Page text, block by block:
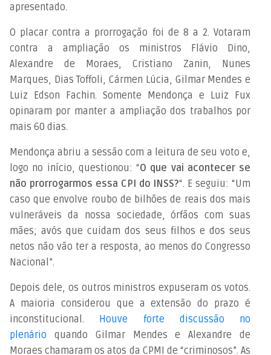
apresentado.
O placar contra a prorrogação foi de 8 a 2. Votaram
contra a ampliação os ministros Flávio Dino,
Alexandre de Moraes, Cristiano Zanin, Nunes
Marques, Dias Toffoli, Cármen Lúcia, Gilmar Mendes e
Luiz Edson Fachin. Somente Mendonça e Luiz Fux
opinaram por manter a ampliação dos trabalhos por
mais 60 dias.
Mendonça abriu a sessão com a leitura de seu voto e,
logo no início, questionou: “O que vai acontecer se
não prorrogarmos essa CPI do INSS?“. E seguiu: “Um
caso que envolve roubo de bilhões de reais dos mais
vulneráveis da nossa sociedade, órfãos com suas
mães; avós que cuidam dos seus filhos e dos seus
netos não vão ter a resposta, ao menos do Congresso
Nacional”.
Depois dele, os outros ministros expuseram os votos.
A maioria considerou que a extensão do prazo é
inconstitucional. Houve forte discussão no
plenário quando Gilmar Mendes e Alexandre de
Moraes chamaram os atos da CPMI de “criminosos”. As